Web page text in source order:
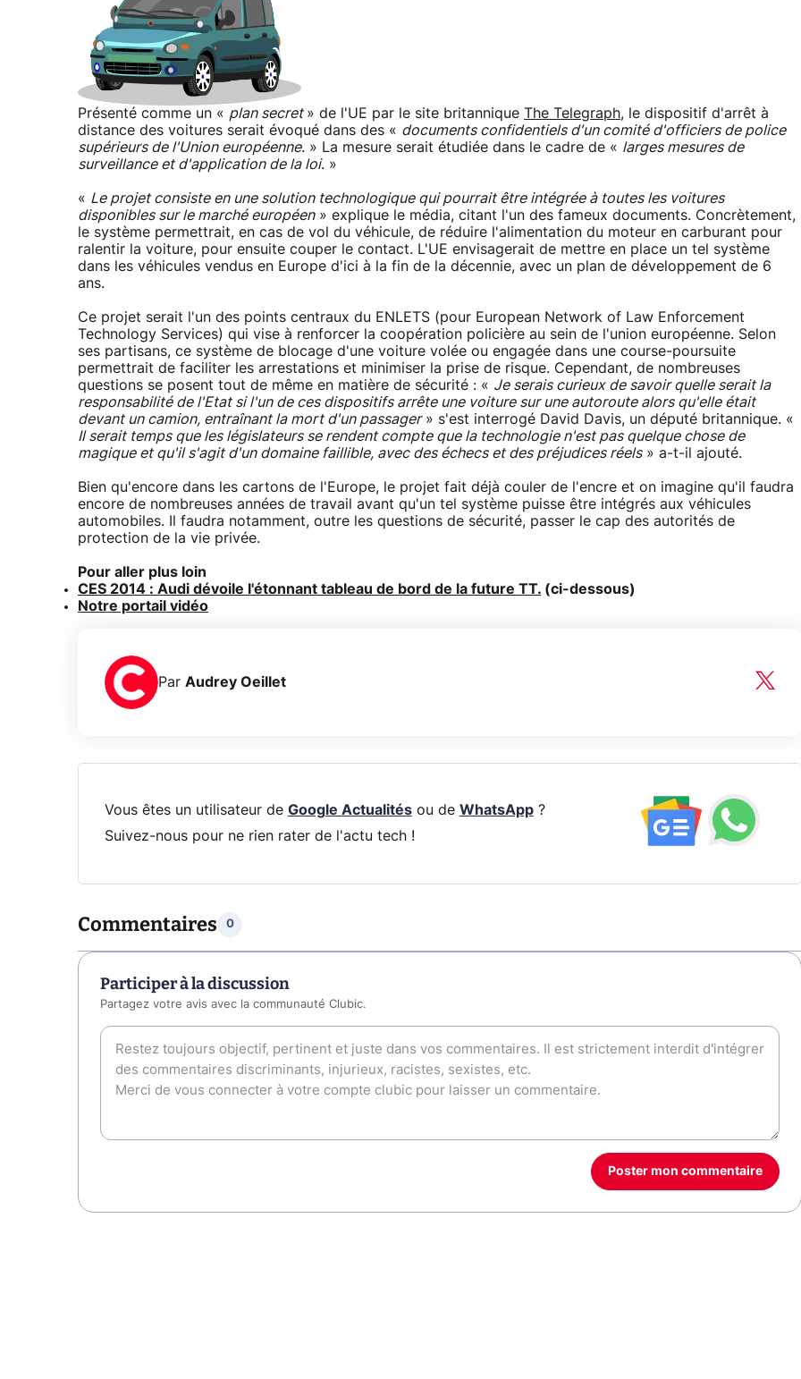
Présenté comme un « plan secret » de l'UE par le site britannique The Telegraph, le dispositif d'arrêt à
distance des voitures serait évoqué dans des « documents confidentiels d'un comité d'officiers de police
supérieurs de l'Union européenne. » La mesure serait étudiée dans le cadre de « larges mesures de
surveillance et d'application de la loi. »
« Le projet consiste en une solution technologique qui pourrait être intégrée à toutes les voitures
disponibles sur le marché européen» explique le média, citant l'un des fameux documents. Concrètement,
le système permettrait, en cas de vol du véhicule, de réduire l'alimentation du moteur en carburant pour
ralentir la voiture, pour ensuite couper le contact. L'UE envisagerait de mettre en place un tel système
dans les véhicules vendus en Europe d'ici à la fin de la décennie, avec un plan de développement de 6
ans.
Ce projet serait l'un des points centraux du ENLETS (pour European Network of Law Enforcement
Technology Services) qui vise à renforcer la coopération policière au sein de l'union européenne. Selon
ses partisans, ce système de blocage d'une voiture volée ou engagée dans une course-poursuite
permettrait de faciliter les arrestations et minimiser la prise de risque. Cependant, de nombreuses
questions se posent tout de même en matière de sécurité : « Je serais curieux de savoir quelle serait la
responsabilité de l'Etat si l'un de ces dispositifs arrête une voiture sur une autoroute alors qu'elle était
devant un camion, entraînant la mort d'un passager» s'est interrogé David Davis, un député britannique. «
Il serait temps que les législateurs se rendent compte que la technologie n'est pas quelque chose de
magique et qu'il s'agit d'un domaine faillible, avec des échecs et des préjudices réels» a-t-il ajouté.
Bien qu'encore dans les cartons de l'Europe, le projet fait déjà couler de l'encre et on imagine qu'il faudra
encore de nombreuses années de travail avant qu'un tel système puisse être intégrés aux véhicules
automobiles. Il faudra notamment, outre les questions de sécurité, passer le cap des autorités de
protection de la vie privée.
Pour aller plus loin
CES 2014 : Audi dévoile l'étonnant tableau de bord de la future TT. (ci-dessous)
Notre portail vidéo
Par Audrey Oeillet
Vous êtes un utilisateur de Google Actualitésou de WhatsApp?
Suivez-nous pour ne rien rater de l'actu tech !
Commentaires 0
Participer à la discussion
Partagez votre avis avec la communauté Clubic.
Poster mon commentaire